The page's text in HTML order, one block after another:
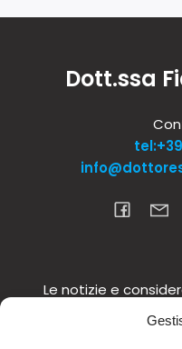
Dott.ssa
Le notizie e
carattere
alcun modo dare